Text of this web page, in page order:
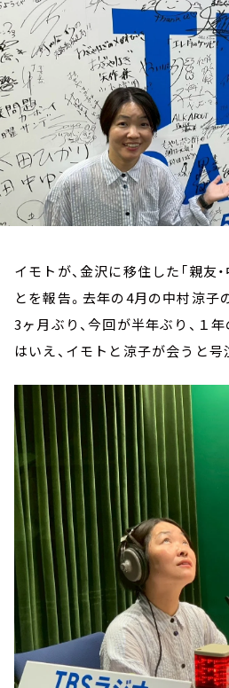
YouTube
会社情報
イモトが、金沢に移住した「親友
とを報告。去年の4月の中村涼子
3ヶ月ぶり、今回が半年ぶり、１
はいえ、イモトと涼子が会うと号泣